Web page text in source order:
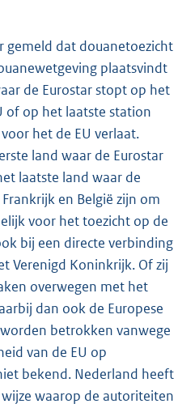
gemeld dat douanetoezicht
plaatsvindt
de Eurostar stopt op het
of op het laatste station
het de EU verlaat.
land waar de Eurostar
laatste land waar de
en België zijn om
voor het toezicht op de
bij een directe verbinding
Verenigd Koninkrijk. Of zij
overwegen met het
dan ook de Europese
betrokken vanwege
van de EU op
bekend. Nederland heeft
waarop de autoriteiten